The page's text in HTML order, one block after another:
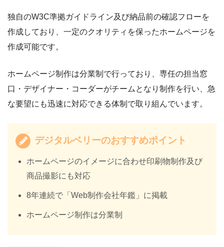
独自のW3C準拠ガイドライン及び納品前の確認フローを
作成しており、一定のクオリティを保ったホームページを
作成可能です。
ホームページ制作は分業制で行っており、専任の担当窓
口・デザイナー・コーダーがチームとなり制作を行い、急
な要望にも迅速に対応できる体制で取り組んでいます。
デジタルベリーのおすすめポイント
ホームページのイメージに合わせ印刷物制作及び
商品撮影にも対応
8年連続で「Web制作会社年鑑」に掲載
ホームページ制作は分業制